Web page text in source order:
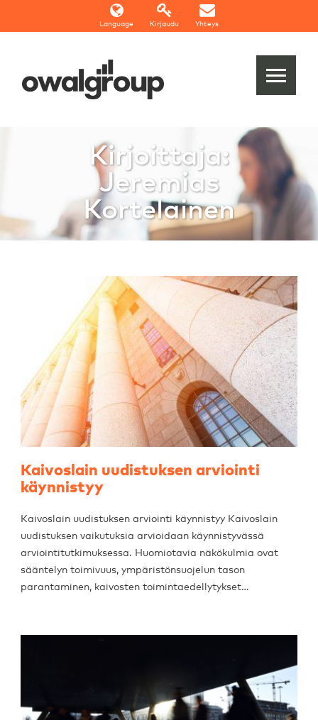
Language Kirjaudu Yhteys
Kirjoittaja:
Jeremias
Kortelainen
Kaivoslain uudistuksen arviointi
käynnistyy
Kaivoslain uudistuksen arviointi käynnistyy Kaivoslain
uudistuksen vaikutuksia arvioidaan käynnistyvässä
arviointitutkimuksessa. Huomiotavia näkökulmia ovat
sääntelyn toimivuus, ympäristönsuojelun tason
parantaminen, kaivosten toimintaedellytykset…